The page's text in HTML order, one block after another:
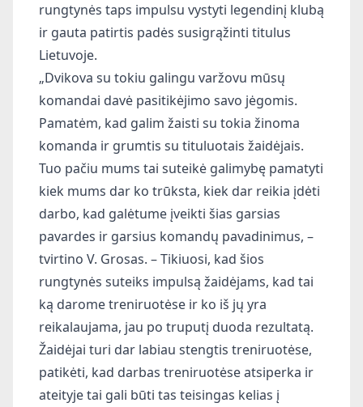
rungtynės taps impulsu vystyti legendinį klubą
ir gauta patirtis padės susigrąžinti titulus
Lietuvoje.
„Dvikova su tokiu galingu varžovu mūsų
komandai davė pasitikėjimo savo jėgomis.
Pamatėm, kad galim žaisti su tokia žinoma
komanda ir grumtis su tituluotais žaidėjais.
Tuo pačiu mums tai suteikė galimybę pamatyti
kiek mums dar ko trūksta, kiek dar reikia įdėti
darbo, kad galėtume įveikti šias garsias
pavardes ir garsius komandų pavadinimus, –
tvirtino V. Grosas. – Tikiuosi, kad šios
rungtynės suteiks impulsą žaidėjams, kad tai
ką darome treniruotėse ir ko iš jų yra
reikalaujama, jau po truputį duoda rezultatą.
Žaidėjai turi dar labiau stengtis treniruotėse,
patikėti, kad darbas treniruotėse atsiperka ir
ateityje tai gali būti tas teisingas kelias į